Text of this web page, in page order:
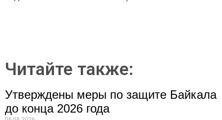
Читайте также:
Утверждены меры по защите Байкала
до конца 2026 года